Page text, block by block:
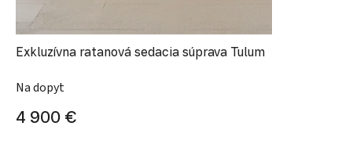
Exkluzívna ratanová sedacia súprava Tulum
Na dopyt
4 900 €